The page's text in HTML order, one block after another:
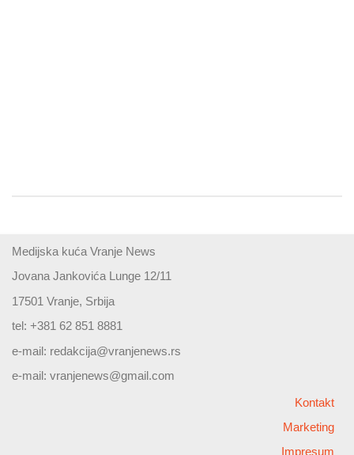
Medijska kuća Vranje News
Jovana Jankovića Lunge 12/11
17501 Vranje, Srbija
tel: +381 62 851 8881
e-mail: redakcija@vranjenews.rs
e-mail: vranjenews@gmail.com
Kontakt
Marketing
Impresum